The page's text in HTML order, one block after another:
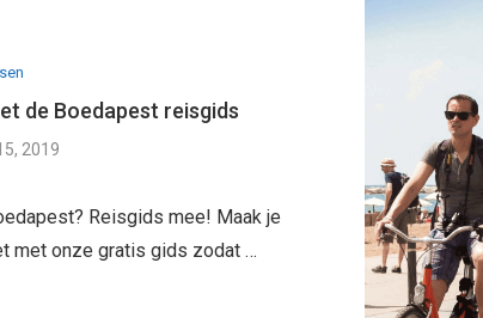
de Boedapest reisgids
2019
Reisgids mee! Maak je
met onze gratis gids zodat …